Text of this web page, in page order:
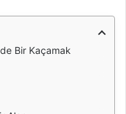
Bir Kaçamak